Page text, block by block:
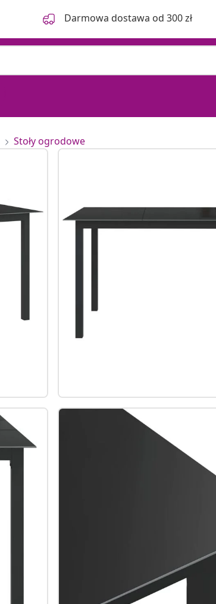
Darmowa dostawa od 300 zł
Stoły ogrodowe